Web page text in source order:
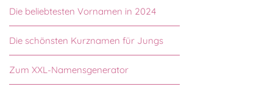
Die beliebtesten Vornamen in 2024
Die schönsten Kurznamen für Jungs
Zum XXL-Namensgenerator